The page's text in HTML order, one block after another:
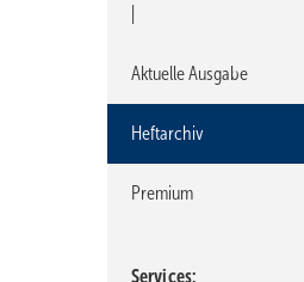
Aktuelle Ausgabe
Heftarchiv
Premium
Services